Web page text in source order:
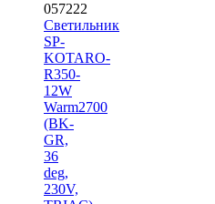
057222
Светильник
SP-
KOTARO-
R350-
12W
Warm2700
(BK-
GR,
36
deg,
230V,